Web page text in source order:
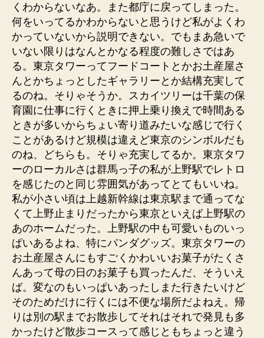
くわからないなあ。また都庁に戻ってしまった。
何をいってるかわからないと思うけど私がよくわ
かっていないから説明できない。でもまあ急いで
いない限りはなんとかなる程度の難しさではあ
る。東京タワーってフードコートとかお土産屋さ
んとかちょっとしたギャラリーとか結構充実して
るのね。そりゃそうか。スカイツリーは千葉の保
育園に仕事に行くときに押上乗り換えで時間ある
ときが多いからちょい寄り道みたいな感じで行く
ことがあるけど規模は違えど東京のシンボルだも
のね、どちらも。そりゃ充実してるか。東京タワ
ーのローカルさは群馬っ子の私が上野駅でレトロ
を感じたのと同じ雰囲気があってとてもいいね。
私が小さい頃は上越新幹線は東京駅まで通ってな
くて上野止まりだったから東京といえば上野駅の
あのホームだった。上野駅の中も可愛いものいっ
ぱいあるよね、特にパンダグッズ。東京タワーの
お土産屋さんにもすごくかわいいお菓子がたくさ
んあって母の日のお菓子も買ったんだ、そういえ
ば。変なのもいっぱいあったしまた行きたいけど
そのためだけに行くには不便な場所だよねえ。帰
りは別の駅までお散歩してそれはそれで発見も多
かったけど散歩コースって感じともちょっと違う